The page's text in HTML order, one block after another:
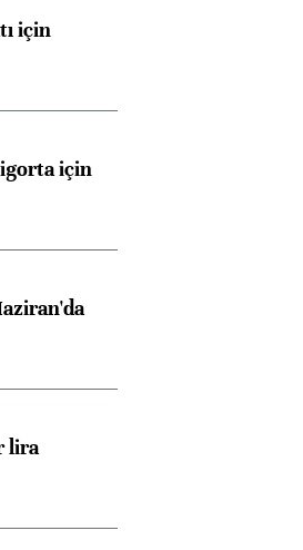
hazırlanıyor
için
için
lira